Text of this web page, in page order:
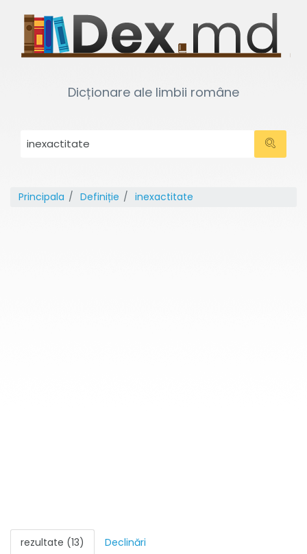
Dicționare ale limbii române
Principala Definiție inexactitate
rezultate (13) Declinări